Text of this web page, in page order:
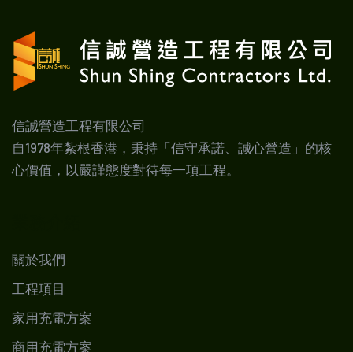
信誠營造工程有限公司
自1978年紮根香港，秉持「信守承諾、誠心營造」的核
心價值，以嚴謹態度對待每一項工程。
關於我們
工程項目
家用充電方案
商用充電方案